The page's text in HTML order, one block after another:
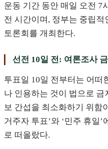
운동 기간 동안 매일 오전 7
전 시간이며, 정부는 중립적
토론회를 개최한다.
선전 10일 전: 여론조사
투표일 10일 전부터는 어떠
나 인용하는 것이 법으로 금
보 간섭을 최소화하기 위함
거주자 투표’와 ‘민주 휴일
로 떠올랐다.